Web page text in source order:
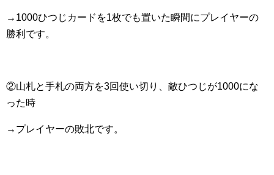
→1000ひつじカードを1枚でも置いた瞬間にプレイヤーの
勝利です。
②山札と手札の両方を3回使い切り、敵ひつじが1000にな
った時
→プレイヤーの敗北です。